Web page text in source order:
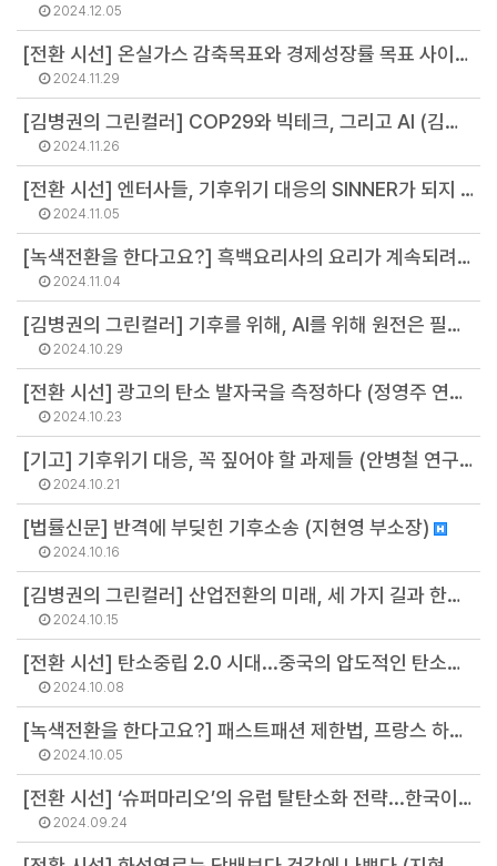
2024.12.05
[전환 시선] 온실가스 감축목표와 경제성장률 목표 사이에서 (김병권 연구위원)
2024.11.29
[김병권의 그린컬러] COP29와 빅테크, 그리고 AI (김병권 연구위원)
2024.11.26
[전환 시선] 엔터사들, 기후위기 대응의 SINNER가 되지 않으려면 (오선아 연구원)
2024.11.05
[녹색전환을 한다고요?] 흑백요리사의 요리가 계속되려면 (황정화 연구원)
2024.11.04
[김병권의 그린컬러] 기후를 위해, AI를 위해 원전은 필요없다 (김병권 연구위원)
2024.10.29
[전환 시선] 광고의 탄소 발자국을 측정하다 (정영주 연구원)
2024.10.23
[기고] 기후위기 대응, 꼭 짚어야 할 과제들 (안병철 연구위원)
2024.10.21
[법률신문] 반격에 부딪힌 기후소송 (지현영 부소장)
2024.10.16
[김병권의 그린컬러] 산업전환의 미래, 세 가지 길과 한국 (김병권 연구위원)
2024.10.15
[전환 시선] 탄소중립 2.0 시대...중국의 압도적인 탄소중립 산업경쟁력 (이유진 소장)
2024.10.08
[녹색전환을 한다고요?] 패스트패션 제한법, 프랑스 하원 통과의 의미 (정영주 연구원)
2024.10.05
[전환 시선] ‘슈퍼마리오’의 유럽 탈탄소화 전략...한국이 배울 점은? (오선아 연구원)
2024.09.24